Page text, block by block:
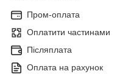
Пром-оплата
Оплатити частинами
Післяплата
Оплата на рахунок